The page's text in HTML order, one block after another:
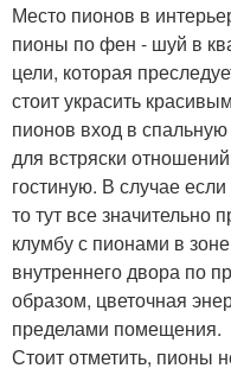
Место пионов в
пионы по фен - шуй в
цели, которая
стоит украсить
пионов вход в
для встряски
гостиную. В случае
то тут все значительно
клумбу с пионами в
внутреннего двора по
образом, цветочная
пределами помещения.
Стоит отметить, пионы